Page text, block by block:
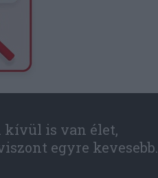
kívül is van élet,
egyre kevesebb.